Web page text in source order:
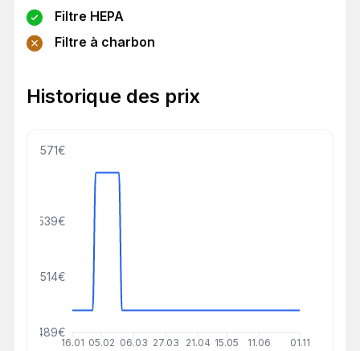
Filtre HEPA
Filtre à charbon
Historique des prix
16.01 05.02 06.03 27.03 21.04 15.05 11.06 01.11
489€
514€
539€
571€